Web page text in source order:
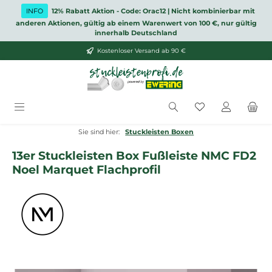
Zum Hauptinhalt springen
INFO
12% Rabatt Aktion - Code: Orac12 | Nicht kombinierbar mit
anderen Aktionen, gültig ab einem Warenwert von 100 €, nur gültig
innerhalb Deutschland
Kostenloser Versand ab 90 €
Du hast 0
Sie sind hier: Stuckleisten Boxen
13er Stuckleisten Box Fußleiste NMC FD2
Noel Marquet Flachprofil